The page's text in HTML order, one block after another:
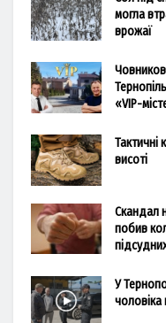
могла
врожаї
«VIP-
Тактичні
висоті
Скандал
побив
У
чоловіка